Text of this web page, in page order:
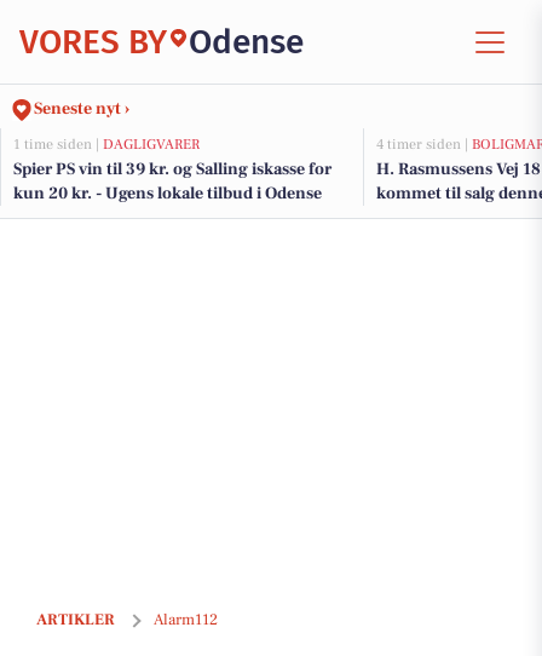
VORES BY Odense
Seneste nyt ›
1 time siden | DAGLIGVARER
Spier PS vin til 39 kr. og Salling iskasse for
kun 20 kr. - Ugens lokale tilbud i Odense
4 timer siden |
H. Rasmussens Vej
kommet til salg
boligerne her.
ARTIKLER Alarm112
Fyns Politi efterlyser vidner og video i sag om voldtægt af særlig grov